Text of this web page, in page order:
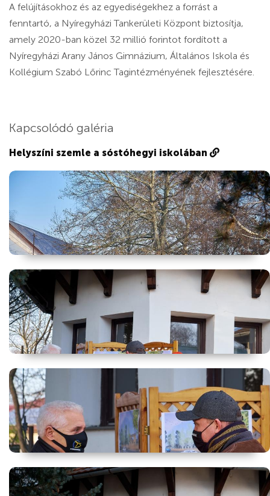
A felújításokhoz és az egyediségekhez a forrást a
fenntartó, a Nyíregyházi Tankerületi Központ biztosítja,
amely 2020-ban közel 32 millió forintot fordított a
Nyíregyházi Arany János Gimnázium, Általános Iskola és
Kollégium Szabó Lőrinc Tagintézményének fejlesztésére.
Kapcsolódó galéria
Helyszíni szemle a sóstóhegyi iskolában